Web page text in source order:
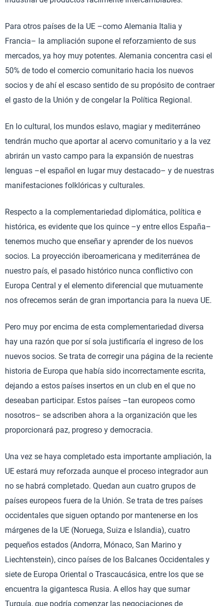
Para otros países de la UE –como Alemania Italia y
Francia– la ampliación supone el reforzamiento de sus
mercados, ya hoy muy potentes. Alemania concentra casi el
50% de todo el comercio comunitario hacia los nuevos
socios y de ahí el escaso sentido de su propósito de contraer
el gasto de la Unión y de congelar la Política Regional.
En lo cultural, los mundos eslavo, magiar y mediterráneo
tendrán mucho que aportar al acervo comunitario y a la vez
abrirán un vasto campo para la expansión de nuestras
lenguas –el español en lugar muy destacado– y de nuestras
manifestaciones folklóricas y culturales.
Respecto a la complementariedad diplomática, política e
histórica, es evidente que los quince –y entre ellos España–
tenemos mucho que enseñar y aprender de los nuevos
socios. La proyección iberoamericana y mediterránea de
nuestro país, el pasado histórico nunca conflictivo con
Europa Central y el elemento diferencial que mutuamente
nos ofrecemos serán de gran importancia para la nueva UE.
Pero muy por encima de esta complementariedad diversa
hay una razón que por sí sola justificaría el ingreso de los
nuevos socios. Se trata de corregir una página de la reciente
historia de Europa que había sido incorrectamente escrita,
dejando a estos países insertos en un club en el que no
deseaban participar. Estos países –tan europeos como
nosotros– se adscriben ahora a la organización que les
proporcionará paz, progreso y democracia.
Una vez se haya completado esta importante ampliación, la
UE estará muy reforzada aunque el proceso integrador aun
no se habrá completado. Quedan aun cuatro grupos de
países europeos fuera de la Unión. Se trata de tres países
occidentales que siguen optando por mantenerse en los
márgenes de la UE (Noruega, Suiza e Islandia), cuatro
pequeños estados (Andorra, Mónaco, San Marino y
Liechtenstein), cinco países de los Balcanes Occidentales y
siete de Europa Oriental o Trascaucásica, entre los que se
encuentra la gigantesca Rusia. A ellos hay que sumar
Turquía, que podría comenzar las negociaciones de